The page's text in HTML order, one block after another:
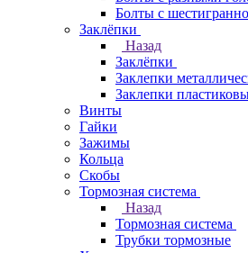
Болты с
Заклёпки
Назад
Заклёпки
Заклепки
Заклепки
Винты
Гайки
Зажимы
Кольца
Скобы
Тормозная система
Назад
Тормозная система
Трубки тормозные